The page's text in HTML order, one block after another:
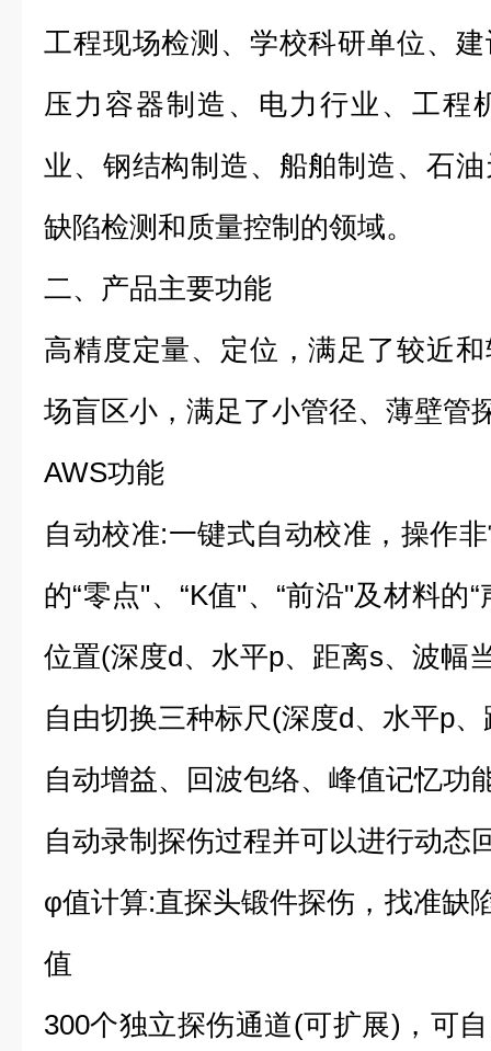
工程现场检测、学校科研单位、
压力容器制造、电力行业、工程
业、钢结构制造、船舶制造、石
缺陷检测和质量控制的领域。
二、产品主要功能
高精度定量、定位，满足了较近
场盲区小，满足了小管径、薄壁管
AWS功能
自动校准:一键式自动校准，操作
的“零点"、“K值"、“前沿"及材料的
位置(深度d、水平p、距离s、波幅
自由切换三种标尺(深度d、水平p
自动增益、回波包络、峰值记忆功
自动录制探伤过程并可以进行动态
φ值计算:直探头锻件探伤，找准缺
值
300个独立探伤通道(可扩展)，可